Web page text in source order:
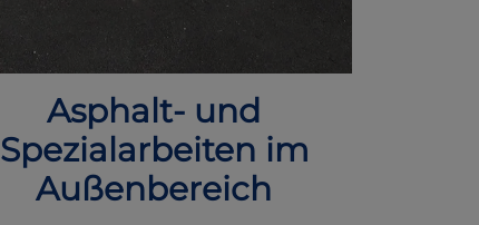
Asphalt- und
Spezialarbeiten im
Außenbereich